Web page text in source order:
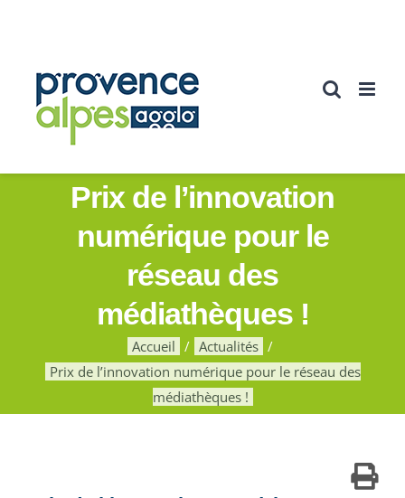
Prix de l’innovation
numérique pour le
réseau des
médiathèques !
Accueil
Actualités
Prix de l’innovation numérique pour le réseau des
médiathèques !